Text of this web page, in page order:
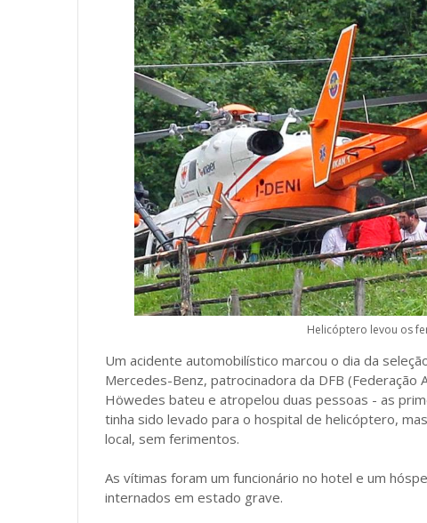
Helicóptero levou os
Um acidente automobilístico marcou o dia da
Mercedes-Benz, patrocinadora da DFB
Höwedes bateu e atropelou duas pessoas - as
tinha sido levado para o hospital de helicóptero,
local, sem ferimentos.
As vítimas foram um funcionário no hotel e um
internados em estado grave.